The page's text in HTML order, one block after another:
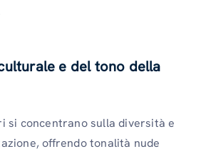
e del tono della
si concentrano sulla diversità e
offrendo tonalità nude